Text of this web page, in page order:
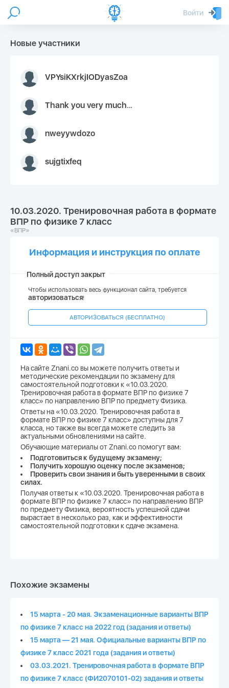
Войти
Новые участники
VPYsiKXrkjIODyasZoa
Thank you very much for your inquiry We appreciate you 9126052 https://youtube.com faceapple !
nweyywdozo
sujgtixfeq
10.03.2020. Тренировочная работа в формате
ВПР по физике 7 класс
«ВПР»
Информация и инструкция по оплате
Полный доступ закрыт
Чтобы использовать весь функционал сайта, требуется
авторизоваться!
АВТОРИЗОВАТЬСЯ (БЕСПЛАТНО)
На сайте Znani.co вы можете получить ответы и
методические рекомендации по экзамену для
самостоятельной подготовки к «10.03.2020.
Тренировочная работа в формате ВПР по физике 7
класс» по направлению ВПР по предмету Физика.
Ответы на «10.03.2020. Тренировочная работа в
формате ВПР по физике 7 класс» доступны для 7
класса, но также вы всегда можете следить за
актуальными обновлениями на сайте.
Обучающие материалы от Znani.co помогут вам:
Подготовиться к будущему экзамену;
Получить хорошую оценку после экзаменов;
Проверить свои знания и быть уверенными в своих
силах.
Получая ответы к «10.03.2020. Тренировочная работа в
формате ВПР по физике 7 класс» по направлению ВПР
по предмету Физика, вероятность успешной сдачи
вырастает в несколько раз, как и эффективности
самостоятельной подготовки к сдаче экзамена.
Похожие экзамены
15 марта - 20 мая. Экзаменационные варианты ВПР
по физике 7 класс на 2022 год (задания и ответы)
15 марта — 21 мая. Официальные варианты ВПР по
физике 7 класс 2021 года (задания и ответы)
03.03.2021. Тренировочная работа в формате ВПР
по физике 7 класс (ФИ2070101-02) задания и ответы